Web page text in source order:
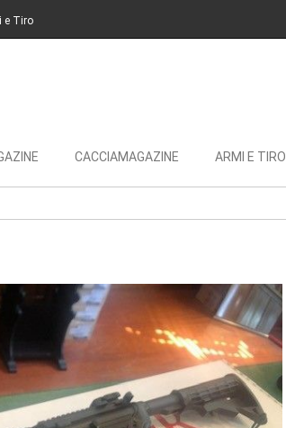
e Tiro
CACCIAMAGAZINE ARMI E TIRO